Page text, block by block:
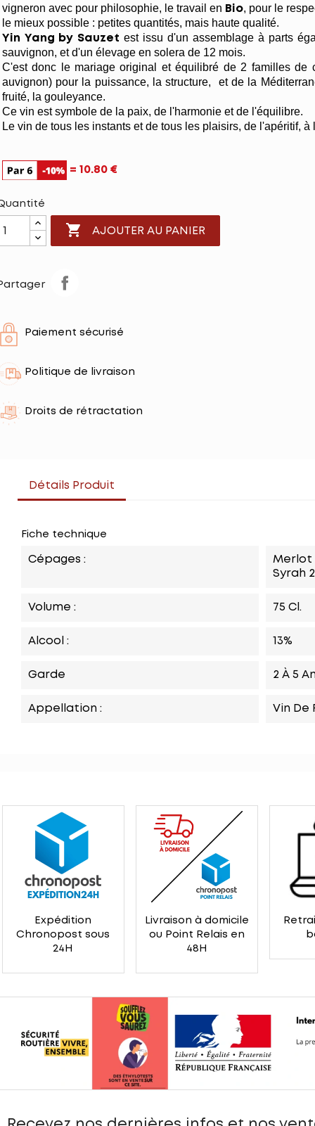
vigneron avec pour philosophie, le travail en Bio, pour le
le mieux possible : petites quantités, mais haute qualité.
Yin Yang by Sauzet est issu d'un assemblage à parts
sauvignon, et d'un élevage en solera de 12 mois.
C'est donc le mariage original et équilibré de 2 familles de
auvignon) pour la puissance, la structure, et de la
fruité, la gouleyance.
Ce vin est symbole de la paix, de l'harmonie et de l'équilibre.
Le vin de tous les instants et de tous les plaisirs, de l'apéritif, à
= 10.80 €
 AJOUTER AU PANIER
Paiement sécurisé
Politique de livraison
Droits de rétractation
Détails Produit
Fiche technique
Cépages :
Merlot
Syrah
Volume : 75 Cl.
Alcool : 13%
Garde 2 À 5
Appellation : Vin De
Expédition
Chronopost sous
24H
Livraison à domicile
ou Point Relais en
48H